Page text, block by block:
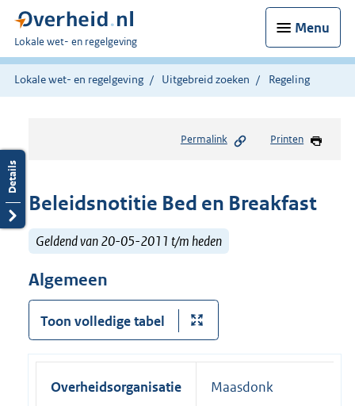
Menu
U
bent
hier:
Lokale wet- en regelgeving
Lokale wet- en regelgeving Uitgebreid zoeken Regeling
Permalink Printen
Beleidsnotitie Bed en Breakfast
Geldend van 20-05-2011 t/m heden
Algemeen
Toon volledige tabel
Overheidsorganisatie Maasdonk